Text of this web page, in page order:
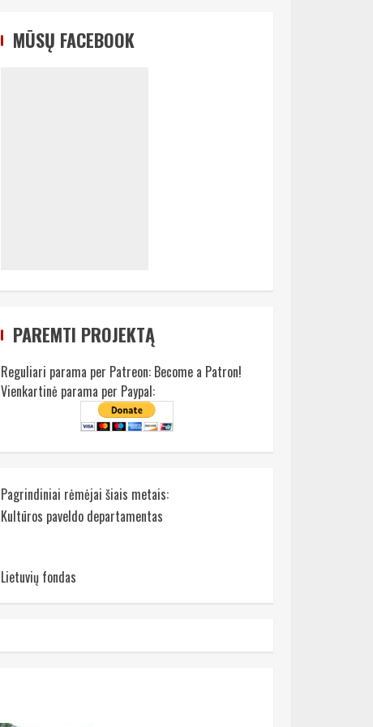
MŪSŲ FACEBOOK
PAREMTI PROJEKTĄ
Reguliari parama per Patreon: Become a Patron!
Vienkartinė parama per Paypal:
Pagrindiniai rėmėjai šiais metais:
Kultūros paveldo departamentas
Lietuvių fondas